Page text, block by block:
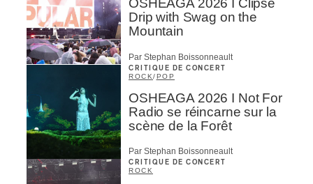
OSHEAGA 2026 I Clipse
Drip with Swag on the
Mountain
Par Stephan Boissonneault
CRITIQUE DE CONCERT
ROCK/POP
OSHEAGA 2026 I Not For
Radio se réincarne sur la
scène de la Forêt
Par Stephan Boissonneault
CRITIQUE DE CONCERT
ROCK